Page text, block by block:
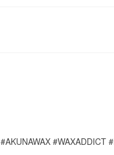
#AKUNAWAX #WAXADDICT